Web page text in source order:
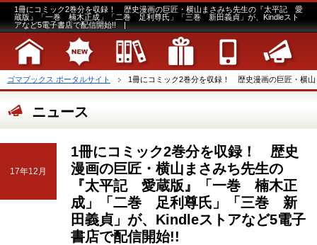
1冊にコミック2巻分を収録！ 歴史漫画の巨匠・横山まさみち先生の『太平記 愛
蔵版』「一巻 楠木正成」「二巻 足利尊氏」「三巻 新田義貞」が、Kindleスト
アなど5電子書店で配信開始!! |
ゴマブックス ポータルサイト 1冊にコミック2巻分を収録！ 歴史漫画の巨匠・横
ニュース
17年12月
1冊にコミック2巻分を収録！ 歴史
漫画の巨匠・横山まさみち先生の
『太平記 愛蔵版』「一巻 楠木正
成」「二巻 足利尊氏」「三巻 新
田義貞」が、Kindleストアなど5電子
書店で配信開始!!